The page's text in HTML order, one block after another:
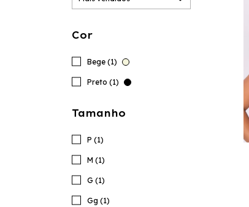
Cor
Bege (1)
Preto (1)
Tamanho
P (1)
M (1)
G (1)
Gg (1)